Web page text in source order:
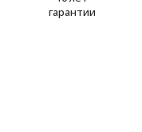
гарантии